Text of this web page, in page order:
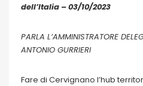
dell’Italia – 03/10/2023
PARLA L’AMMINISTRATORE
ANTONIO GURRIERI
Fare di Cervignano l’hub